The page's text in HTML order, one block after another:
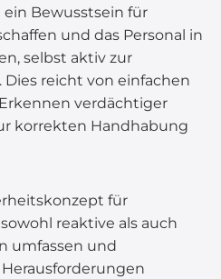
Bewusstsein für
und das Personal in
selbst aktiv zur
reicht von einfachen
verdächtiger
korrekten Handhabung
für
reaktive als auch
umfassen und